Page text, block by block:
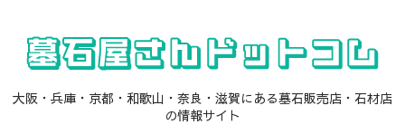
大阪・兵庫・京都・和歌山・奈良・滋賀にある墓石販売店・石材店
の情報サイト